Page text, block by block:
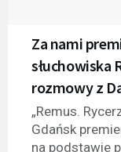
Za nami
słuchowiska
rozmowy z
„Remus.
Gdańsk
na podstawie